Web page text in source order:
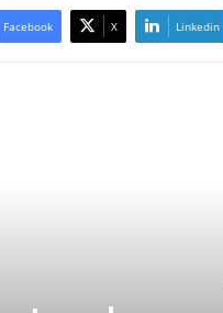
Facebook X Linkedin